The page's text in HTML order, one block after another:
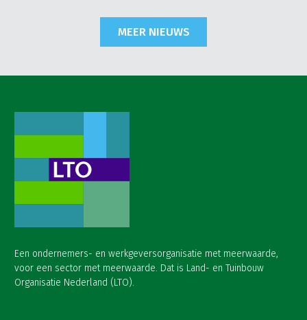
MEER NIEUWS
Een ondernemers- en werkgeversorganisatie met meerwaarde,
voor een sector met meerwaarde. Dat is Land- en Tuinbouw
Organisatie Nederland (LTO).